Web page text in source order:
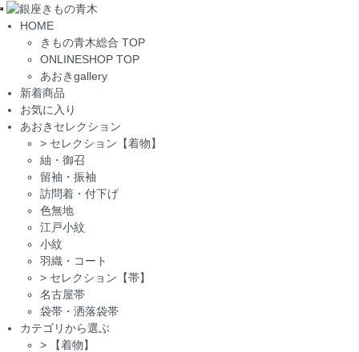
Toggle
navigation
HOME
きもの青木総合 TOP
ONLINESHOP TOP
あおきgallery
新着商品
お気に入り
あおきセレクション
> セレクション【着物】
紬・御召
留袖・振袖
訪問着・付下げ
色無地
江戸小紋
小紋
羽織・コート
> セレクション【帯】
名古屋帯
袋帯・洒落袋帯
カテゴリから選ぶ
>
【着物】